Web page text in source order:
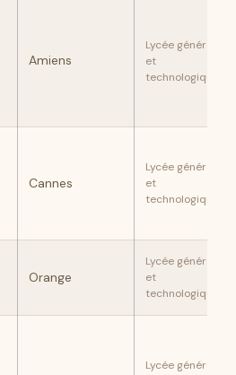
Amiens
Lycée général
et
technologique
Cannes
Lycée général
et
technologique
Orange
Lycée général
et
technologique
Lycée général